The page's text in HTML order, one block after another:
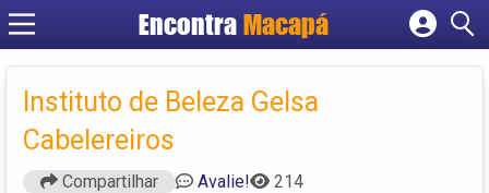
EncontraMacapá
Cadastrar empresa
Criar conta
Instituto de Beleza Gelsa
Cabelereiros
Compartilhar Avalie! 214